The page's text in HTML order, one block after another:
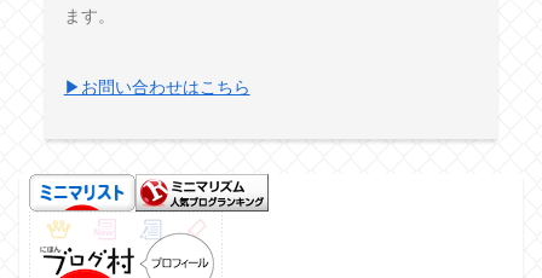
ます。
▶お問い合わせはこちら